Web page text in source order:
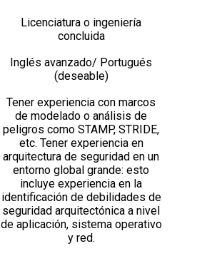
Licenciatura o ingeniería
concluida
Inglés avanzado/ Portugués
(deseable)
Tener experiencia con marcos
de modelado o análisis de
peligros como STAMP, STRIDE,
etc. Tener experiencia en
arquitectura de seguridad en un
entorno global grande: esto
incluye experiencia en la
identificación de debilidades de
seguridad arquitectónica a nivel
de aplicación, sistema operativo
y red.